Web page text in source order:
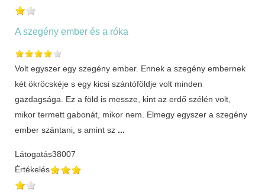
A szegény ember és a róka
Volt egyszer egy szegény ember. Ennek a szegény embernek
két ökröcskéje s egy kicsi szántóföldje volt minden
gazdagsága. Ez a föld is messze, kint az erdő szélén volt,
mikor termett gabonát, mikor nem. Elmegy egyszer a szegény
ember szántani, s amint sz ...
Látogatás38007
Értékelés